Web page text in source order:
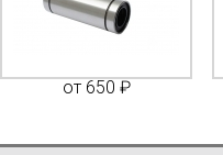
от 650 ₽